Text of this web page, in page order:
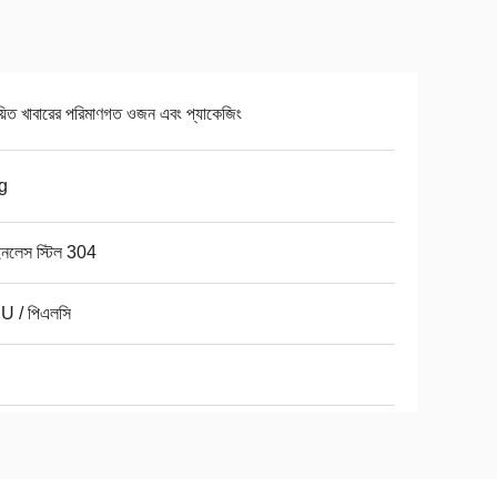
খাবারের পরিমাণগত ওজন এবং প্যাকেজিং
স্টিল 304
/ পিএলসি